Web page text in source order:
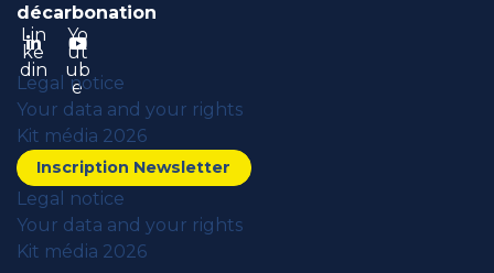
décarbonation
Lin
ke
din
Yo
ut
ub
e
Legal notice
Your data and your rights
Kit média 2026
Inscription Newsletter
Legal notice
Your data and your rights
Kit média 2026